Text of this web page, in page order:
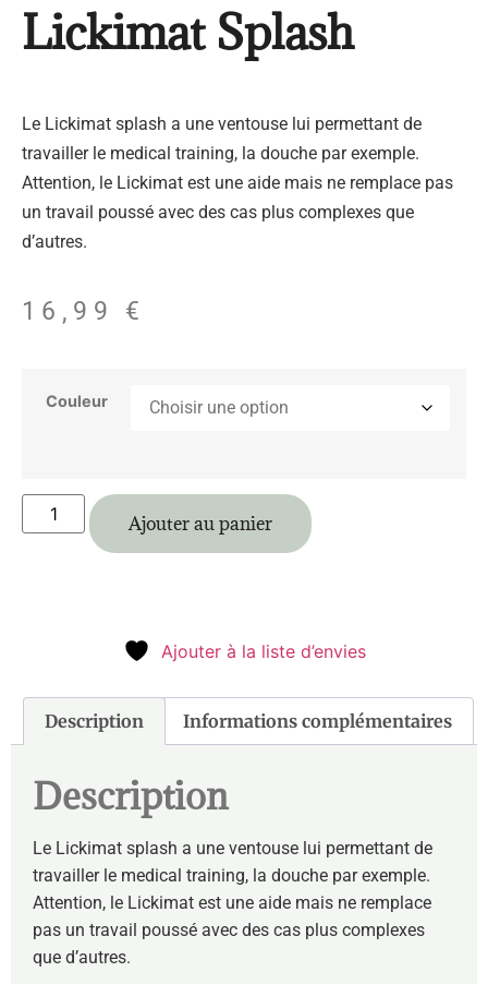
Lickimat Splash
Le Lickimat splash a une ventouse lui permettant de
travailler le medical training, la douche par exemple.
Attention, le Lickimat est une aide mais ne remplace pas
un travail poussé avec des cas plus complexes que
d’autres.
16,99 €
Couleur
Ajouter au panier
Ajouter à la liste d’envies
Description Informations complémentaires
Description
Le Lickimat splash a une ventouse lui permettant de
travailler le medical training, la douche par exemple.
Attention, le Lickimat est une aide mais ne remplace
pas un travail poussé avec des cas plus complexes
que d’autres.